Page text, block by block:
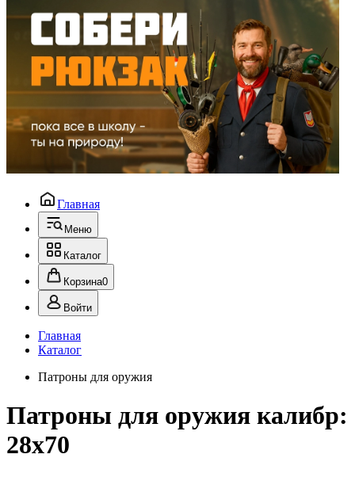
Главная
Меню
Каталог
Корзина0
Войти
Главная
Каталог
Патроны для оружия
Патроны для оружия калибр:
28x70